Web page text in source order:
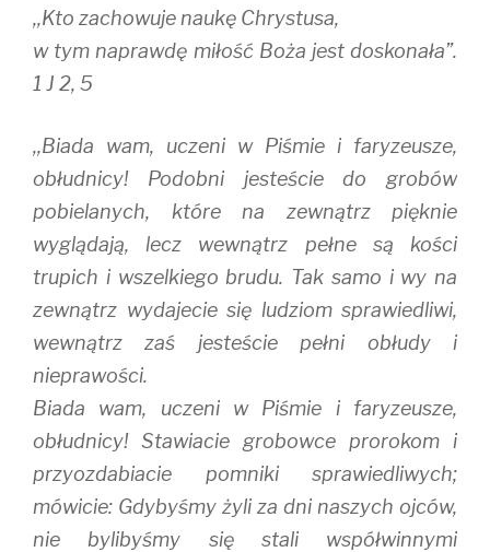
,,Kto zachowuje naukę Chrystusa,
w tym naprawdę miłość Boża jest doskonała”.
1 J 2, 5
,,Biada wam, uczeni w Piśmie i faryzeusze,
obłudnicy! Podobni jesteście do grobów
pobielanych, które na zewnątrz pięknie
wyglądają, lecz wewnątrz pełne są kości
trupich i wszelkiego brudu. Tak samo i wy na
zewnątrz wydajecie się ludziom sprawiedliwi,
wewnątrz zaś jesteście pełni obłudy i
nieprawości.
Biada wam, uczeni w Piśmie i faryzeusze,
obłudnicy! Stawiacie grobowce prorokom i
przyozdabiacie pomniki sprawiedliwych;
mówicie: Gdybyśmy żyli za dni naszych ojców,
nie bylibyśmy się stali współwinnymi